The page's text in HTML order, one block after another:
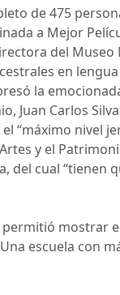
de 475
a Mejor
del Museo
en
la
Juan Carlos
“máximo nivel
y el
del cual
mostrar
escuela con